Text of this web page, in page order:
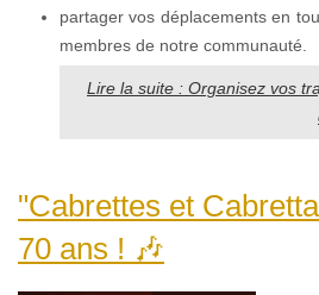
partager vos déplacements en
membres de notre communauté.
Lire la suite : Organisez vos
"Cabrettes et
70 ans ! 🎶